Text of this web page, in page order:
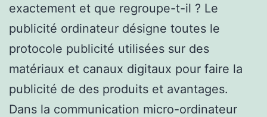
exactement et que regroupe-t-il ? Le
publicité ordinateur désigne toutes le
protocole publicité utilisées sur des
matériaux et canaux digitaux pour faire la
publicité de des produits et avantages.
Dans la communication micro-ordinateur